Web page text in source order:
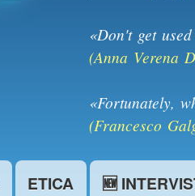
«Don't get
(Anna Verena
«Fortunately,
(Francesco
ETICA 🆕